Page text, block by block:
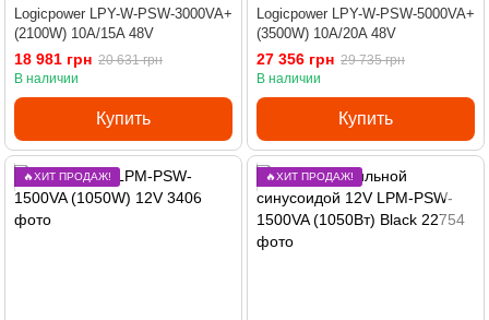
Logicpower LPY-W-PSW-3000VA+
(2100W) 10A/15A 48V
18 981 грн 20 631 грн
В наличии
Купить
Logicpower LPY-W-PSW-5000VA+
(3500W) 10A/20A 48V
27 356 грн 29 735 грн
В наличии
Купить
🔥ХИТ ПРОДАЖ! 🔥ХИТ ПРОДАЖ!